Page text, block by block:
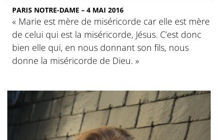
PARIS NOTRE-DAME – 4 MAI 2016
« Marie est mère de miséricorde car elle est mère
de celui qui est la miséricorde, Jésus. C’est donc
bien elle qui, en nous donnant son fils, nous
donne la miséricorde de Dieu. »